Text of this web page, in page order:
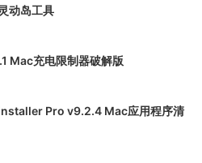
动岛工具
Mac充电限制器破解版
Pro v9.2.4 Mac应用程序清